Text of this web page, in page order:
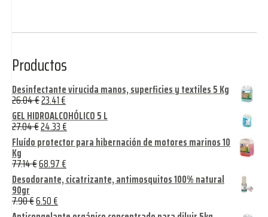
Productos
Desinfectante virucida manos, superficies y textiles 5 Kg
26.04€23.41€
GEL HIDROALCOHÓLICO 5 L
27.04€24.33€
Fluído protector para hibernación de motores marinos 10
Kg
77.14€68.97€
Desodorante, cicatrizante, antimosquitos 100% natural
90gr
7.90€6.50€